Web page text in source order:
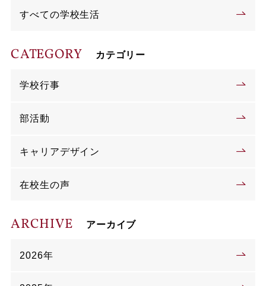
すべての学校生活
CATEGORY カテゴリー
学校行事
部活動
キャリアデザイン
在校生の声
ARCHIVE アーカイブ
2026年